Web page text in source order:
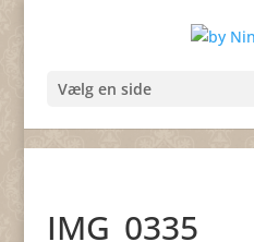
Vælg en side
IMG_0335